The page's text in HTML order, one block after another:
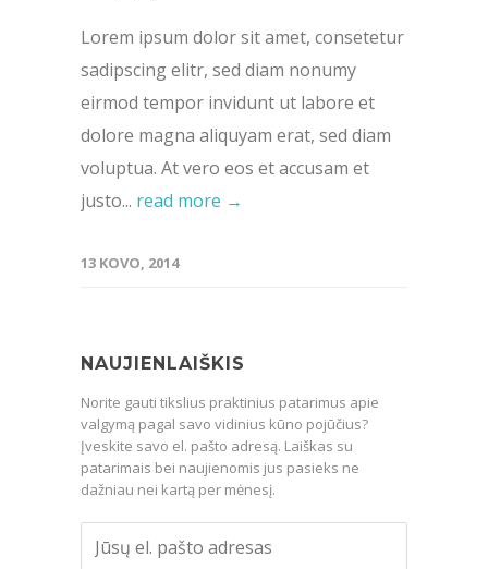
Lorem ipsum dolor sit amet, consetetur
sadipscing elitr, sed diam nonumy
eirmod tempor invidunt ut labore et
dolore magna aliquyam erat, sed diam
voluptua. At vero eos et accusam et
justo... read more →
13 KOVO, 2014
NAUJIENLAIŠKIS
Norite gauti tikslius praktinius patarimus apie
valgymą pagal savo vidinius kūno pojūčius?
Įveskite savo el. pašto adresą. Laiškas su
patarimais bei naujienomis jus pasieks ne
dažniau nei kartą per mėnesį.